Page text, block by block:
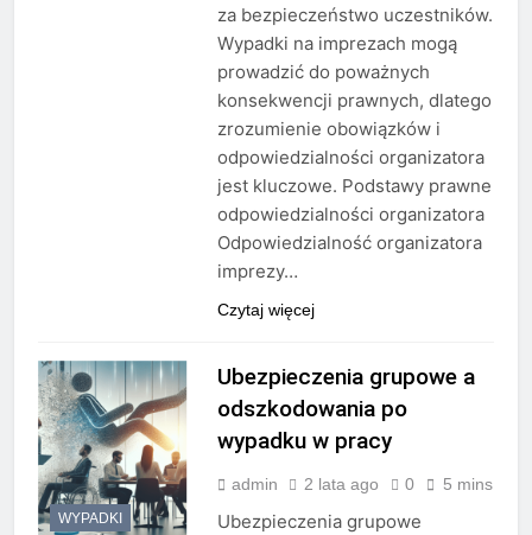
za bezpieczeństwo uczestników.
Wypadki na imprezach mogą
prowadzić do poważnych
konsekwencji prawnych, dlatego
zrozumienie obowiązków i
odpowiedzialności organizatora
jest kluczowe. Podstawy prawne
odpowiedzialności organizatora
Odpowiedzialność organizatora
imprezy…
Czytaj więcej
WYPADKI
Ubezpieczenia grupowe a
odszkodowania po
wypadku w pracy
admin 2 lata ago 0 5 mins
Ubezpieczenia grupowe